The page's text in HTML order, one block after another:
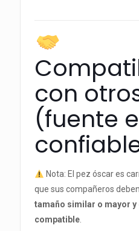
con
(fuente
Nota: El pez óscar es
que sus compañeros
tamaño similar o mayor
compatible.